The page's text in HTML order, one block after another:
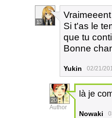
13
Si t'as le
que tu
Bonne
Yukin 02/21/
20
Author
là je
Nowaki